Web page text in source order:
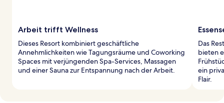
Arbeit trifft Wellness
Dieses Resort kombiniert geschäftliche
Annehmlichkeiten wie Tagungsräume und Coworking
Spaces mit verjüngenden Spa-Services, Massagen
und einer Sauna zur Entspannung nach der Arbeit.
Das
bieten
ein
Flair.